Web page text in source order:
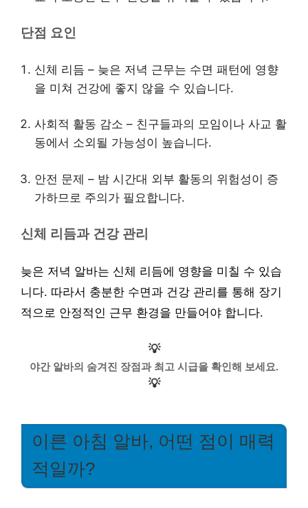
단점 요인
신체 리듬 – 늦은 저녁 근무는 수면 패턴에 영향
을 미쳐 건강에 좋지 않을 수 있습니다.
사회적 활동 감소 – 친구들과의 모임이나 사교 활
동에서 소외될 가능성이 높습니다.
안전 문제 – 밤 시간대 외부 활동의 위험성이 증
가하므로 주의가 필요합니다.
신체 리듬과 건강 관리
늦은 저녁 알바는 신체 리듬에 영향을 미칠 수 있습
니다. 따라서 충분한 수면과 건강 관리를 통해 장기
적으로 안정적인 근무 환경을 만들어야 합니다.
💡
야간 알바의 숨겨진 장점과 최고 시급을 확인해 보세요.
💡
이른 아침 알바, 어떤 점이 매력
적일까?